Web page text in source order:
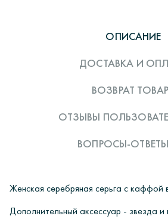
ОПИСАНИЕ
ДОСТАВКА И
ВОЗВРАТ
ОТЗЫВЫ
ВОПРОСЫ-ОТВЕТЫ
Женская серебряная серьга с каффой
Дополнительный аксессуар - звезда и